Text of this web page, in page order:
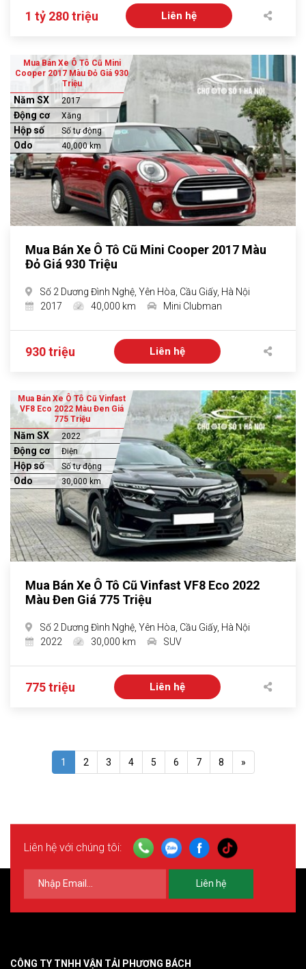
1 tỷ 280 triệu Liên hệ
Mua Bán Xe Ô Tô Cũ Mini
Cooper 2017 Màu Đỏ Giá 930
Triệu
Năm SX 2017
Động cơ Xăng
Hộp số Số tự động
Odo 40,000 km
Mua Bán Xe Ô Tô Cũ Mini Cooper 2017 Màu
Đỏ Giá 930 Triệu
Số 2 Dương Đình Nghệ, Yên Hòa, Cầu Giấy, Hà Nội
2017
40,000 km Mini Clubman
930 triệu Liên hệ
Mua Bán Xe Ô Tô Cũ Vinfast
VF8 Eco 2022 Màu Đen Giá
775 Triệu
Năm SX 2022
Động cơ Điện
Hộp số Số tự động
Odo 30,000 km
Mua Bán Xe Ô Tô Cũ Vinfast VF8 Eco 2022
Màu Đen Giá 775 Triệu
Số 2 Dương Đình Nghệ, Yên Hòa, Cầu Giấy, Hà Nội
2022
30,000 km SUV
775 triệu Liên hệ
1 2 3 4 5 6 7 8 »
Liên hệ với chúng tôi:
Liên hệ
CÔNG TY TNHH VẬN TẢI PHƯƠNG BÁCH